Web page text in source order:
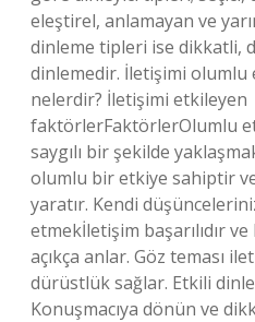
eleştirel, anlamayan ve
dinleme tipleri ise dikkatli,
dinlemedir. İletişimi
nelerdir? İletişimi etkileyen
faktörlerFaktörlerOlumlu
saygılı bir şekilde
olumlu bir etkiye sahiptir
yaratır. Kendi
etmekİletişim başarılıdır
açıkça anlar. Göz teması
dürüstlük sağlar. Etkili
Konuşmacıya dönün ve